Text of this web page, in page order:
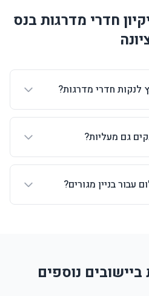
חדרי מדרגות בנס
לנקות חדרי מדרגות?
גם מעליות?
בניין מגורים?
ביישובים נוספים